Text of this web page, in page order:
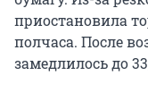
приостановила
полчаса. После
замедлилось до